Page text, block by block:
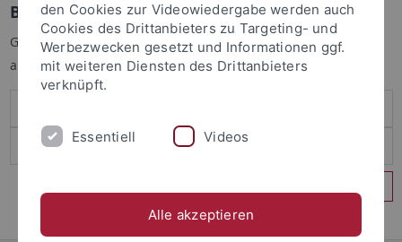
Benutzeranmeldung
Geben Sie Ihren Benutzernamen und Ihr Passwort an um sich
anzumelden:
den Cookies zur Videowiedergabe werden auch
Cookies des Drittanbieters zu Targeting- und
Werbezwecken gesetzt und Informationen ggf.
mit weiteren Diensten des Drittanbieters
verknüpft.
Essentiell Videos
Alle akzeptieren